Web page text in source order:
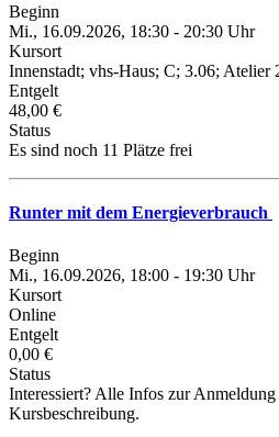
Beginn
Mi., 16.09.2026, 18:30 - 20:30 Uhr
Kursort
Innenstadt; vhs-Haus; C; 3.06; Atelier
Entgelt
48,00 €
Status
Es sind noch 11 Plätze frei
Runter mit dem Energieverbrauch
Beginn
Mi., 16.09.2026, 18:00 - 19:30 Uhr
Kursort
Online
Entgelt
0,00 €
Status
Interessiert? Alle Infos zur
Kursbeschreibung.